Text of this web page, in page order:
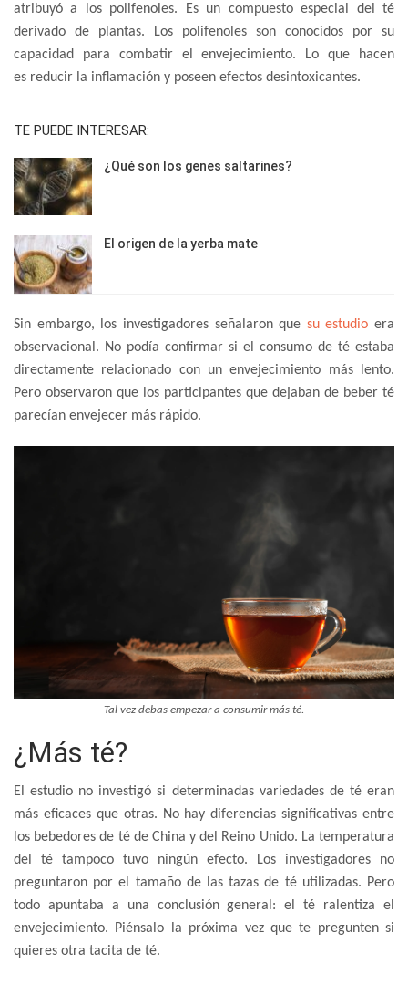
atribuyó a los polifenoles. Es un compuesto especial del té
derivado de plantas. Los polifenoles son conocidos por su
capacidad para combatir el envejecimiento. Lo que hacen
es reducir la inflamación y poseen efectos desintoxicantes.
TE PUEDE INTERESAR:
¿Qué son los genes saltarines?
El origen de la yerba mate
Sin embargo, los investigadores señalaron que su estudio era
observacional. No podía confirmar si el consumo de té estaba
directamente relacionado con un envejecimiento más lento.
Pero observaron que los participantes que dejaban de beber té
parecían envejecer más rápido.
Tal vez debas empezar a consumir más té.
¿Más té?
El estudio no investigó si determinadas variedades de té eran
más eficaces que otras. No hay diferencias significativas entre
los bebedores de té de China y del Reino Unido. La temperatura
del té tampoco tuvo ningún efecto. Los investigadores no
preguntaron por el tamaño de las tazas de té utilizadas. Pero
todo apuntaba a una conclusión general: el té ralentiza el
envejecimiento. Piénsalo la próxima vez que te pregunten si
quieres otra tacita de té.